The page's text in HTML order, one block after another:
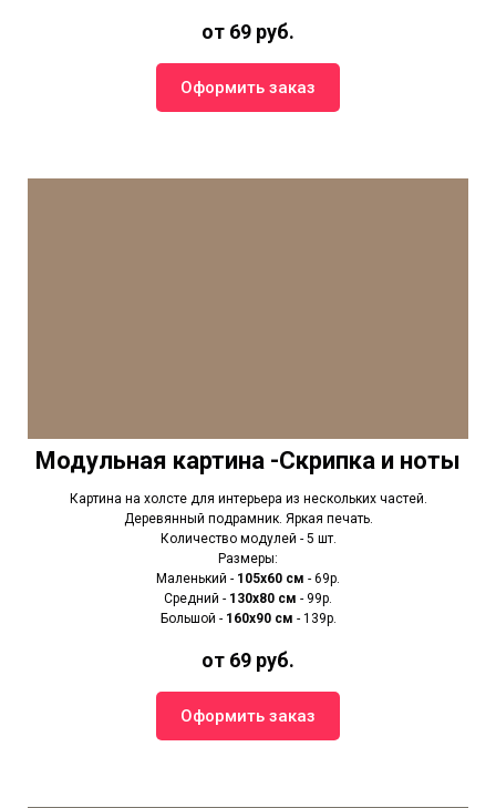
от 69 руб.
Оформить заказ
Модульная картина -Скрипка и ноты
Картина на холсте для интерьера из нескольких частей.
Деревянный подрамник. Яркая печать.
Количество модулей - 5 шт.
Размеры:
Маленький - 105х60 см - 69р.
Средний - 130х80 см - 99р.
Большой - 160х90 см - 139р.
от 69 руб.
Оформить заказ